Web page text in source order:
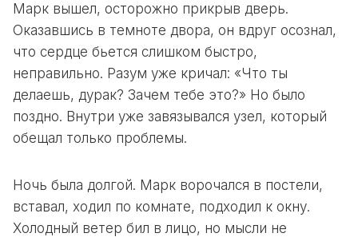
Марк вышел, осторожно прикрыв дверь.
Оказавшись в темноте двора, он вдруг осознал,
что сердце бьется слишком быстро,
неправильно. Разум уже кричал: «Что ты
делаешь, дурак? Зачем тебе это?» Но было
поздно. Внутри уже завязывался узел, который
обещал только проблемы.
Ночь была долгой. Марк ворочался в постели,
вставал, ходил по комнате, подходил к окну.
Холодный ветер бил в лицо, но мысли не